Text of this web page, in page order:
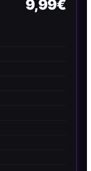
9,99€